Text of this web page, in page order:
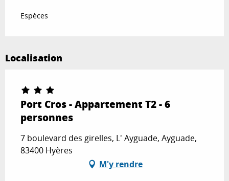
Espèces
Localisation
Port Cros - Appartement T2 - 6
personnes
7 boulevard des girelles, L' Ayguade, Ayguade,
83400 Hyères
M'y rendre